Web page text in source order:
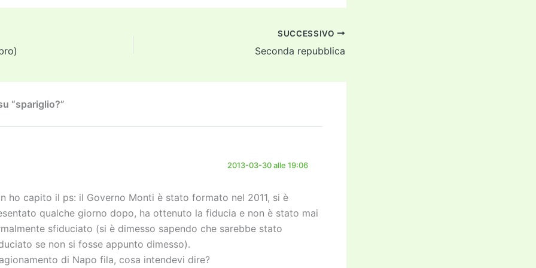
ai ai st
n
e p
k
k n
SUCCESSIVO
Seconda repubblica
“spariglio?”
2013-03-30 alle 19:06
ho capito il ps: il Governo Monti è stato formato nel 2011, si è
qualche giorno dopo, ha ottenuto la fiducia e non è stato mai
sfiduciato (si è dimesso sapendo che sarebbe stato
se non si fosse appunto dimesso).
di Napo fila, cosa intendevi dire?